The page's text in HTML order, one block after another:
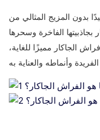
بدون المزيج المثالي من
الفاخرة وسحرها
الجاكار مميزًا للغاية،